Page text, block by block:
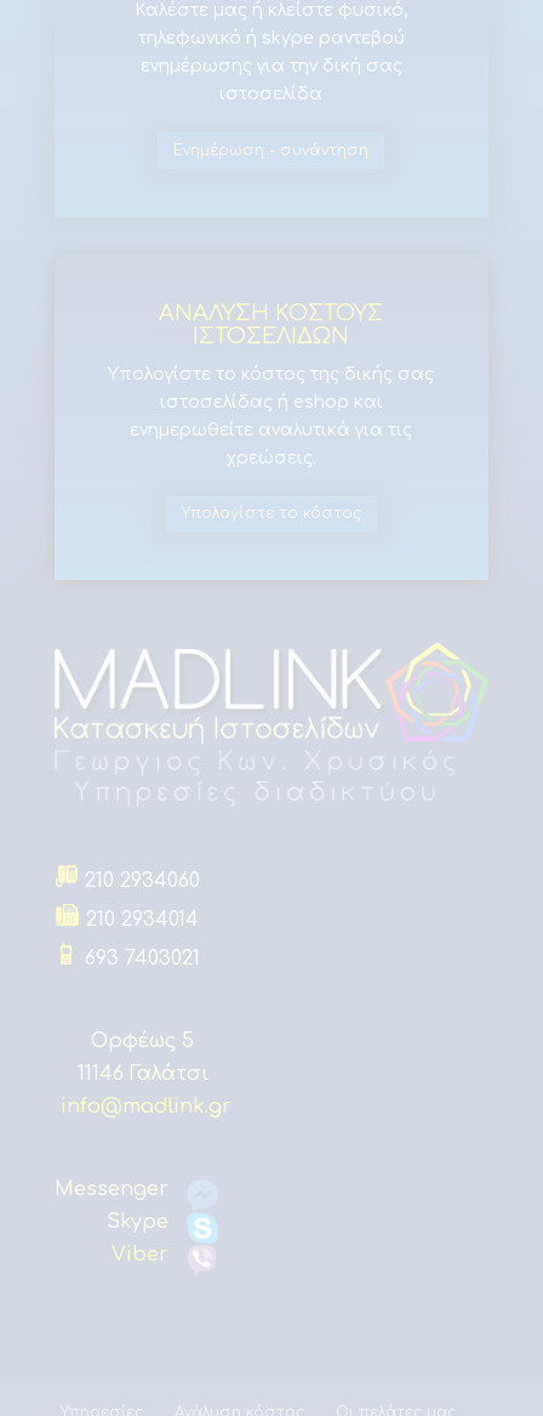
Καλέστε μας ή κλείστε φυσικό,
τηλεφωνικό ή skype ραντεβού
ενημέρωσης για την δική σας
ιστοσελίδα
Ενημέρωση - συνάντηση
ΑΝΑΛΥΣΗ ΚΟΣΤΟΥΣ
ΙΣΤΟΣΕΛΙΔΩΝ
Υπολογίστε το κόστος της δικής σας
ιστοσελίδας ή eshop και
ενημερωθείτε αναλυτικά για τις
χρεώσεις.
Υπολογίστε το κόστος
210 2934060
210 2934014
693 7403021
Ορφέως 5
11146 Γαλάτσι
info@madlink.gr
Messenger
Skype
Viber